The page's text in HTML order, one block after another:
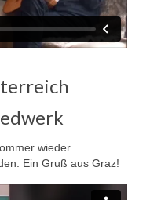
wieder
Ein Gruß aus Graz!